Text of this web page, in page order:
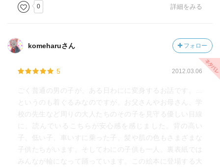
0 詳細をみる
komeharuさん フォロー
5 2012.03.06
ごく普通の男の子が、ある日わにに変身するお話です。…
というのも着ぐるみなのですが。お父さんやお母さん、学
校の先生など周りの大人たちのその子を見守る優しい目線
に、読んでいるこちらが安心感を感じました。背の高い
子、低い子、車いすに乗った子、髪や肌の色もさまざまな
子供たちがいます。そしてわにの子供も一人。裏表紙では
みんなが輪になって踊っています。この絵本に登場する大